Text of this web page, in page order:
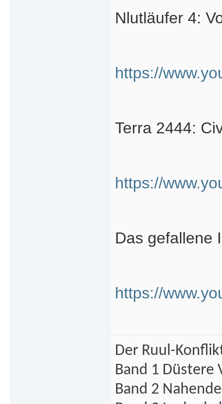
Nlutläufer 4:
https://
Terra 2444:
https://
Das gefallene
https://
Der Ruul-
Band 1 Düstere
Band 2